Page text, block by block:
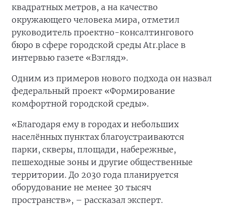
квадратных метров, а на качество
окружающего человека мира, отметил
руководитель проектно-консалтингового
бюро в сфере городской среды Atr.place в
интервью газете «Взгляд».
Одним из примеров нового подхода он назвал
федеральный проект «Формирование
комфортной городской среды».
«Благодаря ему в городах и небольших
населённых пунктах благоустраиваются
парки, скверы, площади, набережные,
пешеходные зоны и другие общественные
территории. До 2030 года планируется
оборудование не менее 30 тысяч
пространств», – рассказал эксперт.